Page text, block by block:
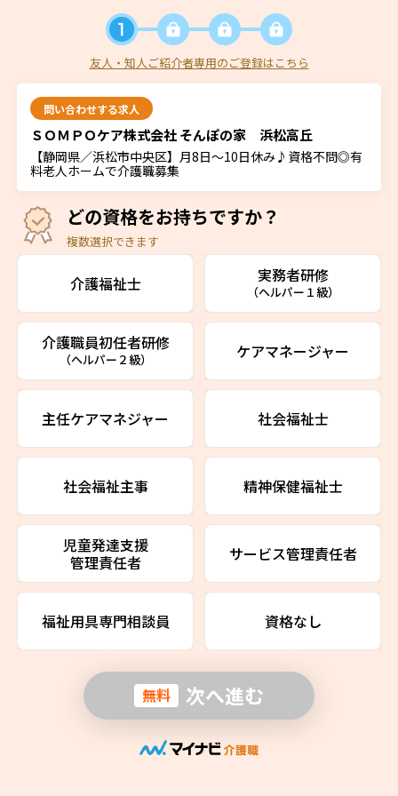
友人・知人ご紹介者専用のご登録はこちら
問い合わせする求人
ＳＯＭＰＯケア株式会社 そんぽの家 浜松高丘
【静岡県／浜松市中央区】月8日～10日休み♪資格不問◎有
料老人ホームで介護職募集
どの資格をお持ちですか？
複数選択できます
介護福祉士 実務者研修
（ヘルパー１級）
介護職員初任者研修
（ヘルパー２級） ケアマネージャー
主任ケアマネジャー 社会福祉士
社会福祉主事 精神保健福祉士
児童発達支援
管理責任者
サービス管理責任者
福祉用具専門相談員 資格なし
無料 次へ進む